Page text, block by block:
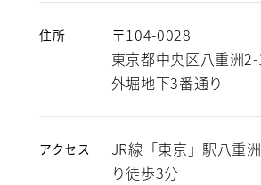
住所
〒104-0028
東京都中央区八重洲2-
外堀地下3番通り
アクセス
JR線「東京」駅八重
り徒歩3分